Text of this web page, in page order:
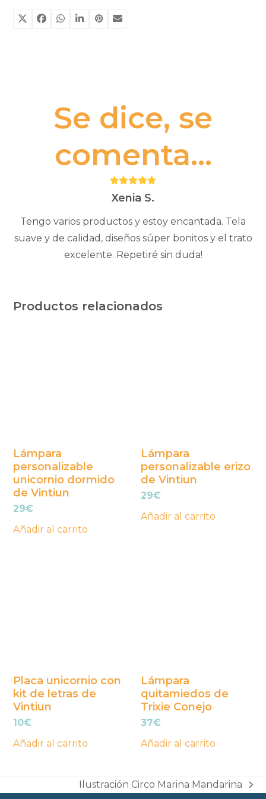
Mandarina
Se dice, se
comenta...
Puntuación:
5Xenia S.
Tengo varios productos y estoy encantada. Tela
suave y de calidad, diseños súper bonitos y el trato
excelente. Repetiré sin duda!
Productos relacionados
Lámpara
personalizable
unicornio dormido
de Vintiun
29€
Añadir al carrito
Lámpara
personalizable erizo
de Vintiun
29€
Añadir al carrito
Placa unicornio con
kit de letras de
Vintiun
10€
Añadir al carrito
Lámpara
quitamiedos de
Trixie Conejo
37€
Añadir al carrito
next
Ilustración Circo Marina Mandarina